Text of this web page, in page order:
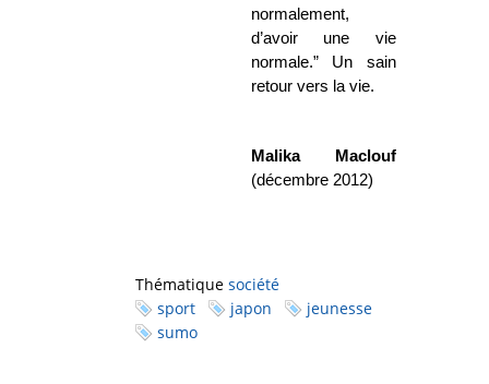
normalement,
d’avoir une vie
normale.” Un sain
retour vers la vie.
Malika Maclouf
(décembre 2012)
Thématique société
sport
japon
jeunesse
sumo